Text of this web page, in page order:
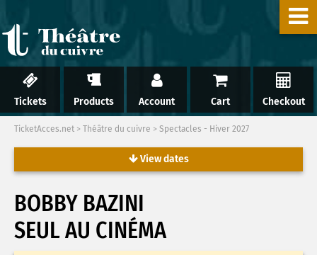
Tickets Products Account Cart Checkout
TicketAcces.net > Théâtre du cuivre > Spectacles - Hiver 2027
View dates
BOBBY BAZINI
SEUL AU CINÉMA